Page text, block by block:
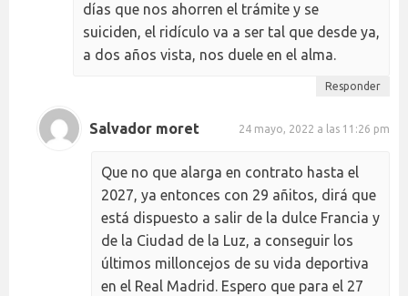
días que nos ahorren el trámite y se
suiciden, el ridículo va a ser tal que desde ya,
a dos años vista, nos duele en el alma.
Responder
Salvador moret 24 mayo, 2022 a las 11:26 pm
Que no que alarga en contrato hasta el
2027, ya entonces con 29 añitos, dirá que
está dispuesto a salir de la dulce Francia y
de la Ciudad de la Luz, a conseguir los
últimos milloncejos de su vida deportiva
en el Real Madrid. Espero que para el 27